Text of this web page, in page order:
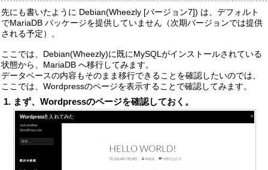
先にも書いたように Debian(Wheezly [バージョン7]) は、デフォルト
でMariaDB パッケージを提供していません（次期バージョンでは提供
される予定）。
ここでは、Debian(Wheezly)に既にMySQLがインストールされている
状態から、MariaDB へ移行してみます。
データベースの内容もそのまま移行できることを確認したいのでは、
ここでは、Wordpressのページを表示することで確認してみます。
まず、Wordpressのページを確認しておく。